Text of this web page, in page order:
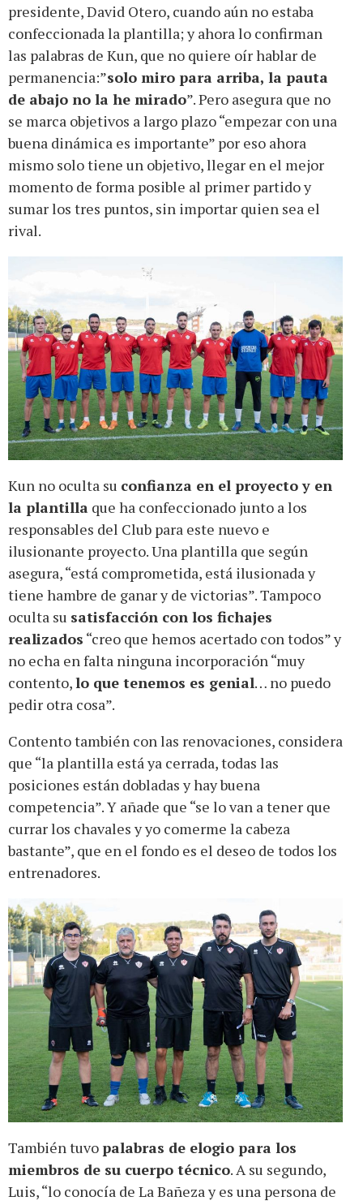
presidente, David Otero, cuando aún no estaba
confeccionada la plantilla; y ahora lo confirman
las palabras de Kun, que no quiere oír hablar de
permanencia:”solo miro para arriba, la pauta
de abajo no la he mirado”. Pero asegura que no
se marca objetivos a largo plazo “empezar con una
buena dinámica es importante” por eso ahora
mismo solo tiene un objetivo, llegar en el mejor
momento de forma posible al primer partido y
sumar los tres puntos, sin importar quien sea el
rival.
Kun no oculta su confianza en el proyecto y en
la plantilla que ha confeccionado junto a los
responsables del Club para este nuevo e
ilusionante proyecto. Una plantilla que según
asegura, “está comprometida, está ilusionada y
tiene hambre de ganar y de victorias”. Tampoco
oculta su satisfacción con los fichajes
realizados “creo que hemos acertado con todos” y
no echa en falta ninguna incorporación “muy
contento,lo que tenemos es genial… no puedo
pedir otra cosa”.
Contento también con las renovaciones, considera
que “la plantilla está ya cerrada, todas las
posiciones están dobladas y hay buena
competencia”. Y añade que “se lo van a tener que
currar los chavales y yo comerme la cabeza
bastante”, que en el fondo es el deseo de todos los
entrenadores.
También tuvo palabras de elogio para los
miembros de su cuerpo técnico. A su segundo,
Luis, “lo conocía de La Bañeza y es una persona de